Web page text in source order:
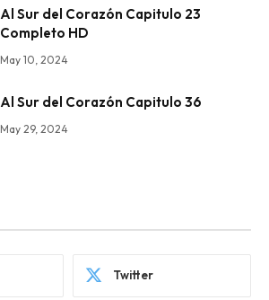
Al Sur del Corazón Capitulo 23
Completo HD
May 10, 2024
Al Sur del Corazón Capitulo 36
May 29, 2024
Twitter